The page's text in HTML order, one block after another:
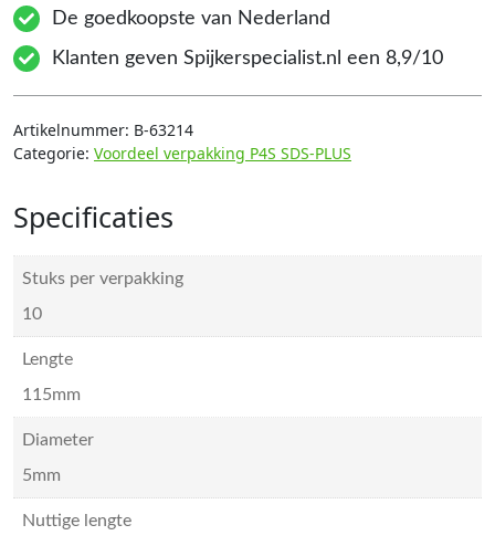
De goedkoopste van Nederland
Klanten geven Spijkerspecialist.nl een 8,9/10
Artikelnummer: B-63214
Categorie: Voordeel verpakking P4S SDS-PLUS
Specificaties
Stuks per verpakking
10
Lengte
115mm
Diameter
5mm
Nuttige lengte